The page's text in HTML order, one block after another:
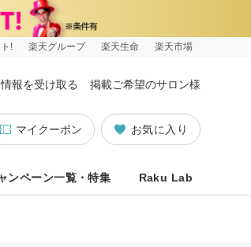
! 楽天グループ 楽天生命 楽天市場
報を受け取る 掲載ご希望のサロン様
お気に入り
マイクーポン
ンペーン一覧・特集 Raku Lab